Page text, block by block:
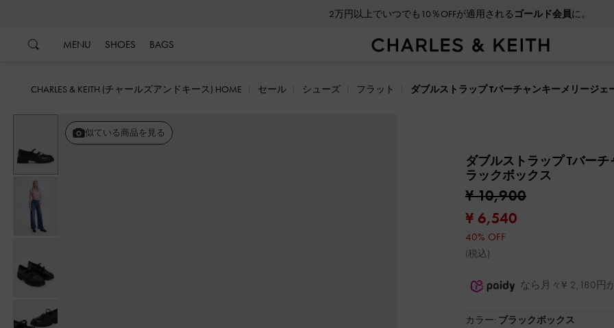
2万円以上でいつでも10％OFFが適用される ゴールド会員に。
MENU SHOES BAGS
CHARLES & KEITH (チャールズアンドキース) HOME セール シューズ フラット ダブルストラップ Tバーチャンキーメリージェ
似ている商品を見る
ダブルストラップ Tバー
ラックボックス
¥ 10,900
¥ 6,540
40% OFF
(税込)
なら月々¥ 2,180円
カラー: ブラックボックス